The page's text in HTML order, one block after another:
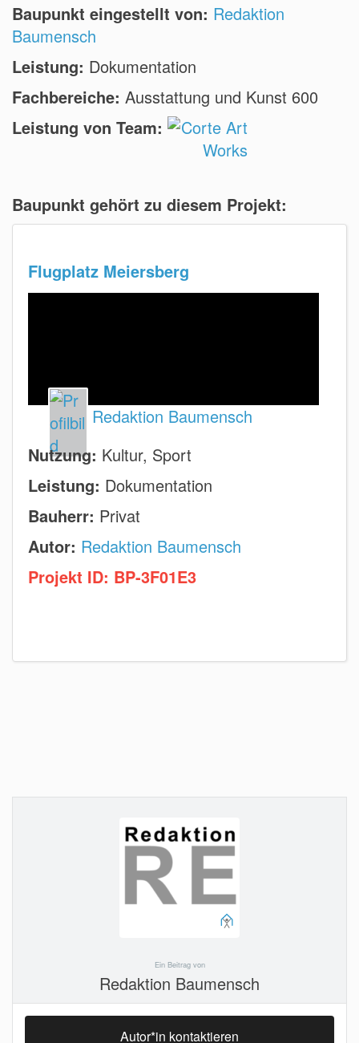
Baupunkt eingestellt von: Redaktion
Baumensch
Leistung: Dokumentation
Fachbereiche: Ausstattung und Kunst 600
Leistung von Team:
Baupunkt gehört zu diesem Projekt:
Flugplatz Meiersberg
Redaktion Baumensch
Nutzung: Kultur, Sport
Leistung: Dokumentation
Bauherr: Privat
Autor: Redaktion Baumensch
Projekt ID: BP-3F01E3
Ein Beitrag von
Redaktion Baumensch
Autor*in kontaktieren